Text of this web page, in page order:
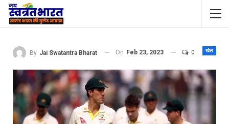
खेल
By Jai Swatantra Bharat On Feb 23, 2023 0